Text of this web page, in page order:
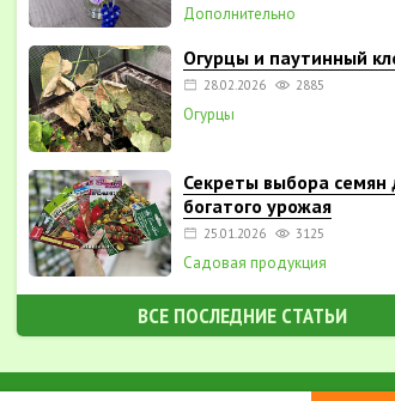
Дополнительно
Огурцы и паутинный
28.02.2026 2885
Огурцы
Секреты выбора семян
богатого урожая
25.01.2026 3125
Садовая продукция
ВСЕ ПОСЛЕДНИЕ СТАТЬИ